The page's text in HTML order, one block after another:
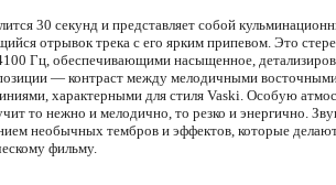
30 секунд и представляет собой
отрывок трека с его ярким припевом. Это
Гц, обеспечивающими насыщенное,
— контраст между мелодичными
характерными для стиля Vaski. Особую
то нежно и мелодично, то резко и энергично.
необычных тембров и эффектов, которые
фильму.